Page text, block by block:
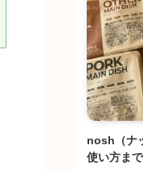
nosh（ナ
使い方ま